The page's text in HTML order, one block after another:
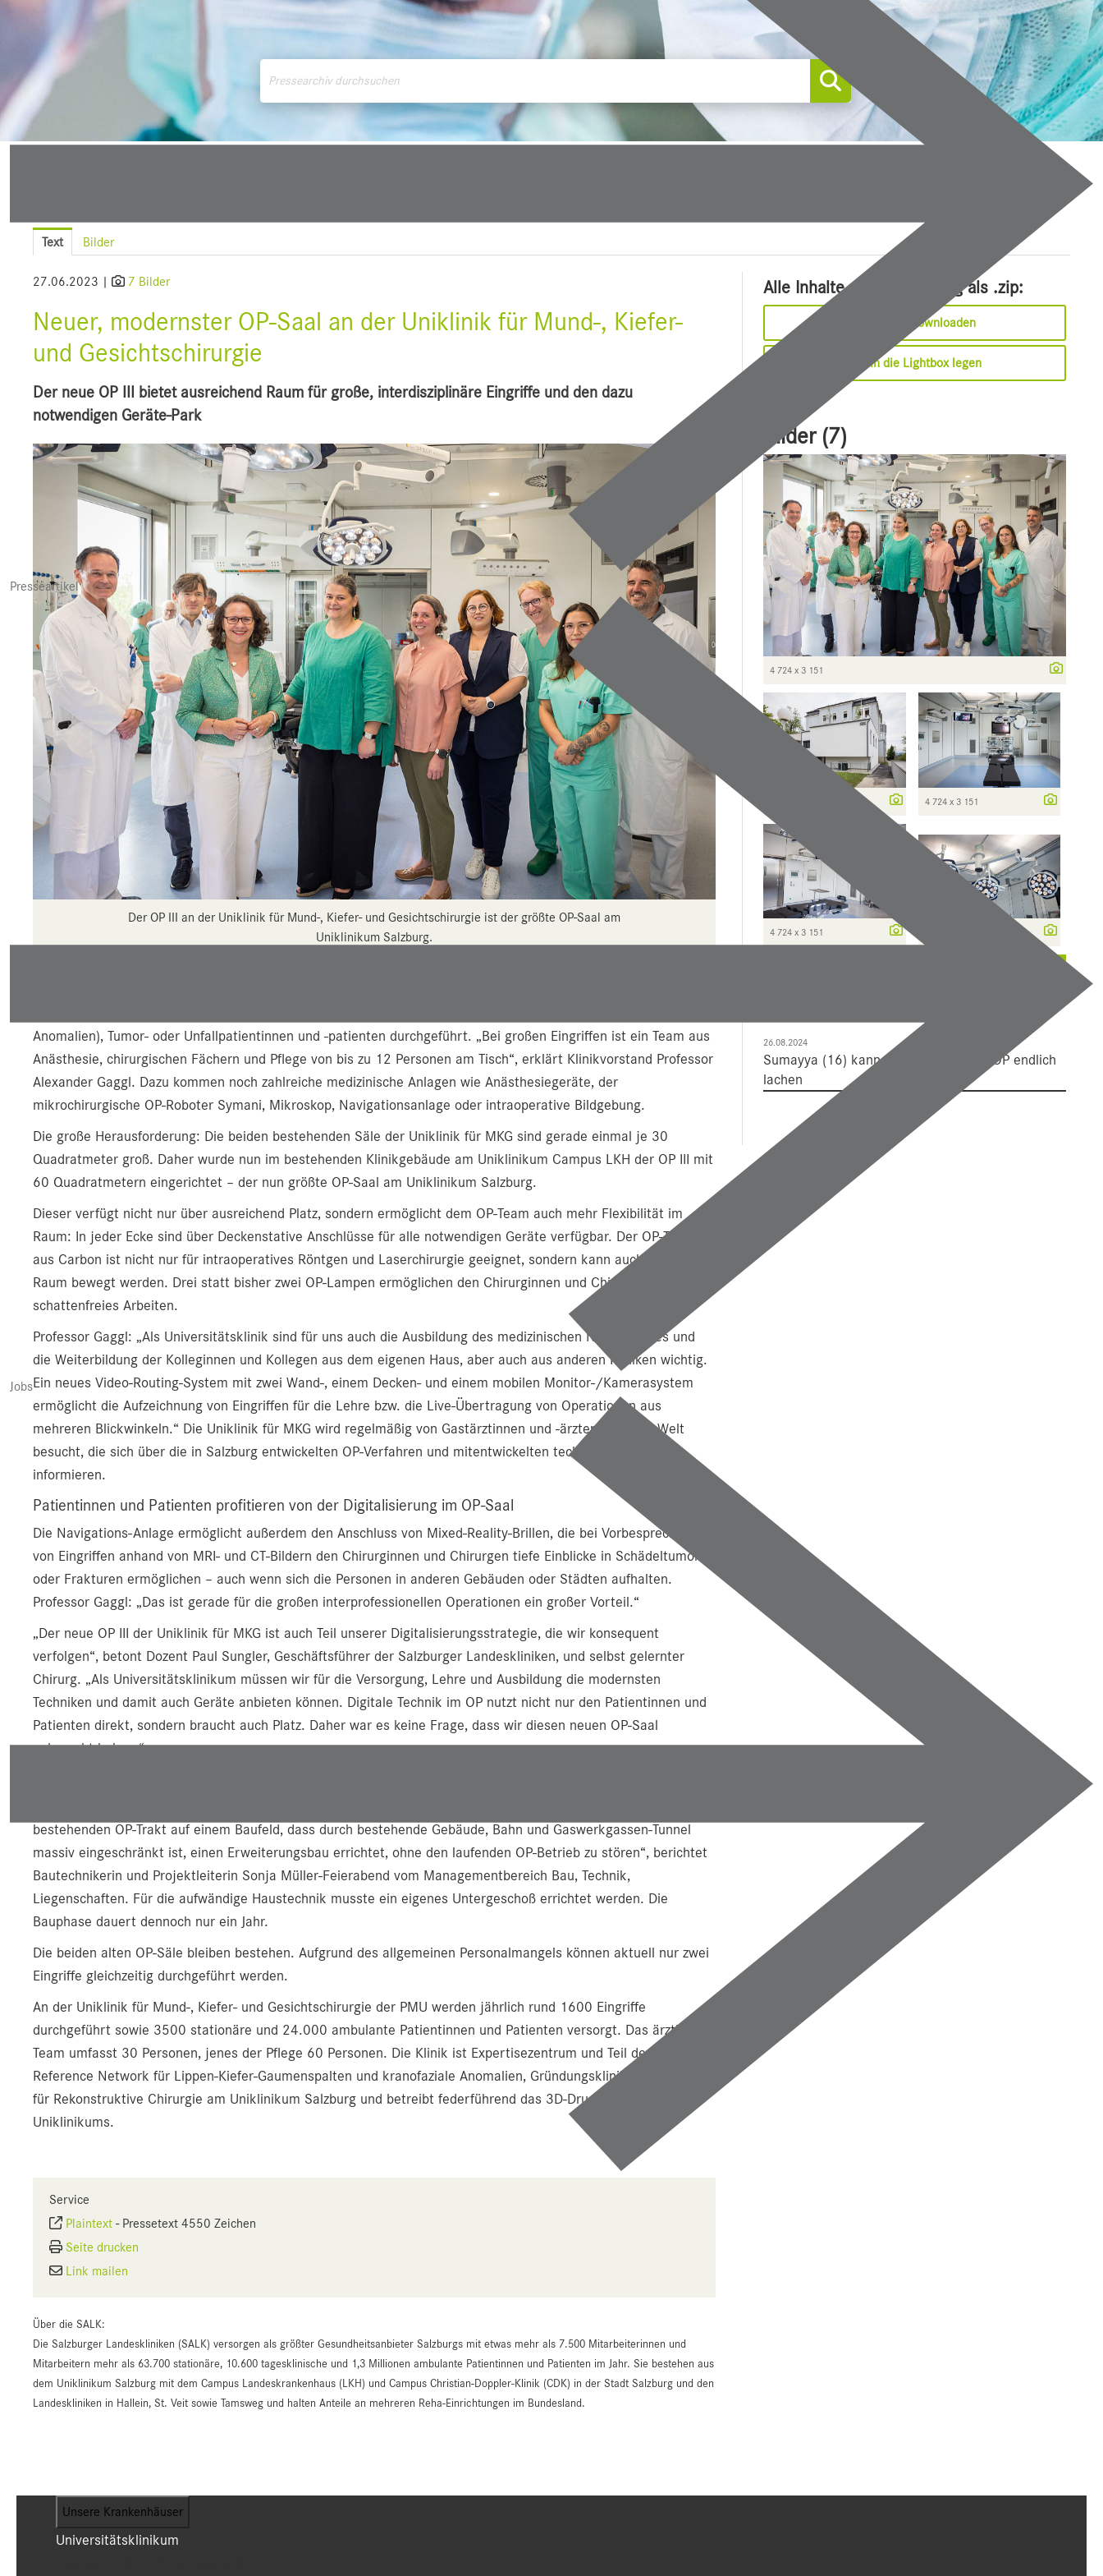
Presseartikel
Jobs
Text Bilder
27.06.2023 | 7 Bilder
Neuer, modernster OP-Saal an der Uniklinik für Mund-, Kiefer-
und Gesichtschirurgie
Der neue OP III bietet ausreichend Raum für große, interdisziplinäre Eingriffe und den dazu
notwendigen Geräte-Park
Der OP III an der Uniklinik für Mund-, Kiefer- und Gesichtschirurgie ist der größte OP-Saal am
Uniklinikum Salzburg.
Anomalien), Tumor- oder Unfallpatientinnen und -patienten durchgeführt. „Bei großen Eingriffen ist ein Team aus
Anästhesie, chirurgischen Fächern und Pflege von bis zu 12 Personen am Tisch“, erklärt Klinikvorstand Professor
Alexander Gaggl. Dazu kommen noch zahlreiche medizinische Anlagen wie Anästhesiegeräte, der
mikrochirurgische OP-Roboter Symani, Mikroskop, Navigationsanlage oder intraoperative Bildgebung.
Die große Herausforderung: Die beiden bestehenden Säle der Uniklinik für MKG sind gerade einmal je 30
Quadratmeter groß. Daher wurde nun im bestehenden Klinikgebäude am Uniklinikum Campus LKH der OP III mit
60 Quadratmetern eingerichtet – der nun größte OP-Saal am Uniklinikum Salzburg.
Dieser verfügt nicht nur über ausreichend Platz, sondern ermöglicht dem OP-Team auch mehr Flexibilität im
Raum: In jeder Ecke sind über Deckenstative Anschlüsse für alle notwendigen Geräte verfügbar. Der OP-Tisch
aus Carbon ist nicht nur für intraoperatives Röntgen und Laserchirurgie geeignet, sondern kann auch frei im
Raum bewegt werden. Drei statt bisher zwei OP-Lampen ermöglichen den Chirurginnen und Chirurgen
schattenfreies Arbeiten.
Professor Gaggl: „Als Universitätsklinik sind für uns auch die Ausbildung des medizinischen Nachwuchses und
die Weiterbildung der Kolleginnen und Kollegen aus dem eigenen Haus, aber auch aus anderen Kliniken wichtig.
Ein neues Video-Routing-System mit zwei Wand-, einem Decken- und einem mobilen Monitor-/Kamerasystem
ermöglicht die Aufzeichnung von Eingriffen für die Lehre bzw. die Live-Übertragung von Operationen aus
mehreren Blickwinkeln.“ Die Uniklinik für MKG wird regelmäßig von Gastärztinnen und -ärzten aus aller Welt
besucht, die sich über die in Salzburg entwickelten OP-Verfahren und mitentwickelten technischen Geräte
informieren.
Patientinnen und Patienten profitieren von der Digitalisierung im OP-Saal
Die Navigations-Anlage ermöglicht außerdem den Anschluss von Mixed-Reality-Brillen, die bei Vorbesprechungen
von Eingriffen anhand von MRI- und CT-Bildern den Chirurginnen und Chirurgen tiefe Einblicke in Schädeltumore
oder Frakturen ermöglichen – auch wenn sich die Personen in anderen Gebäuden oder Städten aufhalten.
Professor Gaggl: „Das ist gerade für die großen interprofessionellen Operationen ein großer Vorteil.“
„Der neue OP III der Uniklinik für MKG ist auch Teil unserer Digitalisierungsstrategie, die wir konsequent
verfolgen“, betont Dozent Paul Sungler, Geschäftsführer der Salzburger Landeskliniken, und selbst gelernter
Chirurg. „Als Universitätsklinikum müssen wir für die Versorgung, Lehre und Ausbildung die modernsten
Techniken und damit auch Geräte anbieten können. Digitale Technik im OP nutzt nicht nur den Patientinnen und
Patienten direkt, sondern braucht auch Platz. Daher war es keine Frage, dass wir diesen neuen OP-Saal
gebraucht haben.“
bestehenden OP-Trakt auf einem Baufeld, dass durch bestehende Gebäude, Bahn und Gaswerkgassen-Tunnel
massiv eingeschränkt ist, einen Erweiterungsbau errichtet, ohne den laufenden OP-Betrieb zu stören“, berichtet
Bautechnikerin und Projektleiterin Sonja Müller-Feierabend vom Managementbereich Bau, Technik,
Liegenschaften. Für die aufwändige Haustechnik musste ein eigenes Untergeschoß errichtet werden. Die
Bauphase dauert dennoch nur ein Jahr.
Die beiden alten OP-Säle bleiben bestehen. Aufgrund des allgemeinen Personalmangels können aktuell nur zwei
Eingriffe gleichzeitig durchgeführt werden.
An der Uniklinik für Mund-, Kiefer- und Gesichtschirurgie der PMU werden jährlich rund 1600 Eingriffe
durchgeführt sowie 3500 stationäre und 24.000 ambulante Patientinnen und Patienten versorgt. Das ärztliche
Team umfasst 30 Personen, jenes der Pflege 60 Personen. Die Klinik ist Expertisezentrum und Teil des European
Reference Network für Lippen-Kiefer-Gaumenspalten und kranofaziale Anomalien, Gründungsklinik des Zentrums
für Rekonstruktive Chirurgie am Uniklinikum Salzburg und betreibt federführend das 3D-Drucklabor des
Uniklinikums.
Service
Plaintext - Pressetext 4550 Zeichen
Seite drucken
Link mailen
Über die SALK:
Die Salzburger Landeskliniken (SALK) versorgen als größter Gesundheitsanbieter Salzburgs mit etwas mehr als 7.500 Mitarbeiterinnen und
Mitarbeitern mehr als 63.700 stationäre, 10.600 tagesklinische und 1,3 Millionen ambulante Patientinnen und Patienten im Jahr. Sie bestehen aus
dem Uniklinikum Salzburg mit dem Campus Landeskrankenhaus (LKH) und Campus Christian-Doppler-Klinik (CDK) in der Stadt Salzburg und den
Landeskliniken in Hallein, St. Veit sowie Tamsweg und halten Anteile an mehreren Reha-Einrichtungen im Bundesland.
Alle Inhalte dieser Meldung als .zip:
Sofort downloaden
In die Lightbox legen
Bilder (7)
4 724 x 3 151
4 724 x 3 151
4 724 x 3 151
26.08.2024
Sumayya (16) kann nach 20-Stunden-OP endlich
lachen
Unsere Krankenhäuser
Universitätsklinikum